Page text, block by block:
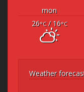
mon
26°C/ 16°C
Weather